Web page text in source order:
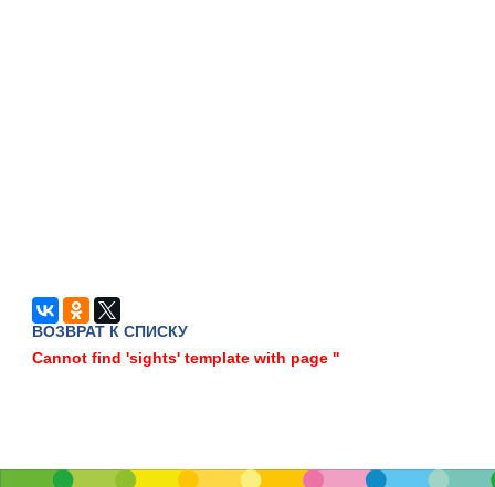
ВОЗВРАТ К СПИСКУ
Cannot find 'sights' template with page ''